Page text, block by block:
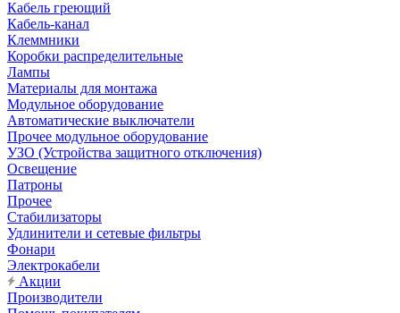
Кабель греющий
Кабель-канал
Клеммники
Коробки распределительные
Лампы
Материалы для монтажа
Модульное оборудование
Автоматические выключатели
Прочее модульное оборудование
УЗО (Устройства защитного отключения)
Освещение
Патроны
Прочее
Стабилизаторы
Удлинители и сетевые фильтры
Фонари
Электрокабели
Акции
Производители